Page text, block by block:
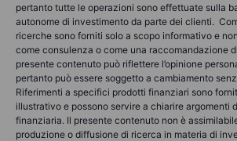
pertanto tutte le operazioni sono effettuate sulla
autonome di investimento da parte dei clienti.
ricerche sono forniti solo a scopo informativo e
come consulenza o come una raccomandazione
presente contenuto può riflettere l’opinione
pertanto può essere soggetto a cambiamento
Riferimenti a specifici prodotti finanziari sono
illustrativo e possono servire a chiarire argomenti
finanziaria. Il presente contenuto non è
produzione o diffusione di ricerca in materia di